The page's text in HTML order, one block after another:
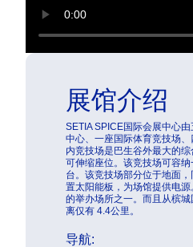
展馆介绍
SETIA SPICE国际会展中心
中心、一座国际体育竞技场
内竞技场是巴生谷外最大的
可伸缩座位。该竞技场可容
台。该竞技场部分位于地面
置太阳能板，为场馆提供电
的举办场所之一。而且从槟
离仅有 4.4公里。
导航: